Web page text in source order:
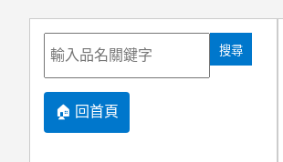
搜尋
🏠 回首頁